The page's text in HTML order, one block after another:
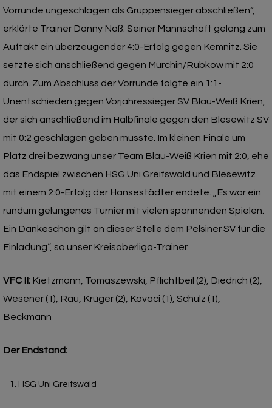
Vorrunde ungeschlagen als Gruppensieger abschließen“,
erklärte Trainer Danny Naß. Seiner Mannschaft gelang zum
Auftakt ein überzeugender 4:0-Erfolg gegen Kemnitz. Sie
setzte sich anschließend gegen Murchin/Rubkow mit 2:0
durch. Zum Abschluss der Vorrunde folgte ein 1:1-
Unentschieden gegen Vorjahressieger SV Blau-Weiß Krien,
der sich anschließend im Halbfinale gegen den Blesewitz SV
mit 0:2 geschlagen geben musste. Im kleinen Finale um
Platz drei bezwang unser Team Blau-Weiß Krien mit 2:0, ehe
das Endspiel zwischen HSG Uni Greifswald und Blesewitz
mit einem 2:0-Erfolg der Hansestädter endete. „Es war ein
rundum gelungenes Turnier mit vielen spannenden Spielen.
Ein Dankeschön gilt an dieser Stelle dem Pelsiner SV für die
Einladung“, so unser Kreisoberliga-Trainer.
VFC II: Kietzmann, Tomaszewski, Pflichtbeil (2), Diedrich (2),
Wesener (1), Rau, Krüger (2), Kovaci (1), Schulz (1),
Beckmann
Der Endstand:
HSG Uni Greifswald